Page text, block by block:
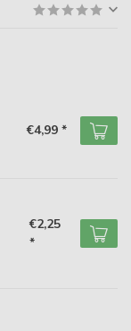
€4,99 *
€2,25
*